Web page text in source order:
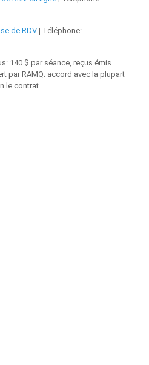
de RDV| Téléphone:
140 $ par séance, reçus émis
par RAMQ; accord avec la plupart
le contrat.